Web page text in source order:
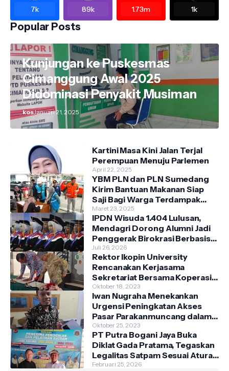
7k 89k 1.73m 1k
Popular Posts
Kunjungan ke Puskesmas
Cimanggung Awal 2025
Didominasi Penyakit Musiman
kosJanuari 21, 2025
Kartini Masa Kini Jalan Terjal
Perempuan Menuju Parlemen
April 22, 2025
YBM PLN dan PLN Sumedang
Kirim Bantuan Makanan Siap
Saji Bagi Warga Terdampak
Banjir Kecamatan Cimanggung
Maret 23, 2025
IPDN Wisuda 1.404 Lulusan,
Mendagri Dorong Alumni Jadi
Penggerak Birokrasi Berbasis
Pengetahuan
Juli 26, 2026
Rektor Ikopin University
Rencanakan Kerjasama
Sekretariat Bersama Koperasi
Indonesia
Oktober 18, 2023
Iwan Nugraha Menekankan
Urgensi Peningkatan Akses
Pasar Parakanmuncang dalam
Penanganan Stunting
Oktober 25, 2023
PT Putra Bogani Jaya Buka
Diklat Gada Pratama, Tegaskan
Legalitas Satpam Sesuai Aturan
Polri
Februari 25, 2026